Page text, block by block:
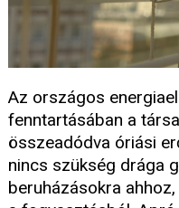
Az országos
fenntartásában a
összeadódva óriási
nincs szükség drága
beruházásokra